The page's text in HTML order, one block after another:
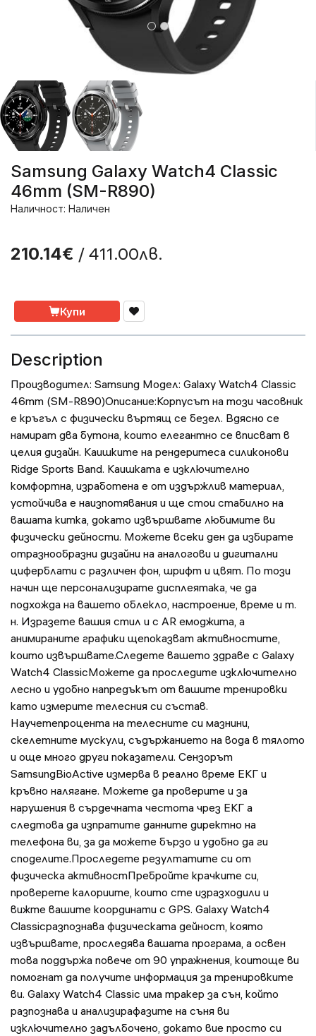
Samsung Galaxy Watch4 Classic
46mm (SM-R890)
Наличност: Наличен
210.14€ / 411.00лв.
Купи
Description
Производител: Samsung Модел: Galaxy Watch4 Classic
46mm (SM-R890)Описание:Корпусът на този часовник
е кръгъл с физически въртящ се безел. Вдясно се
намират два бутона, които елегантно се вписват в
целия дизайн. Каишките на рендеритеса силиконови
Ridge Sports Band. Каишката е изключително
комфортна, изработена е от издържлив материал,
устойчива е наизпотявания и ще стои стабилно на
вашата китка, докато извършвате любимите ви
физически дейности. Можете всеки ден да избирате
отразнообразни дизайни на аналогови и дигитални
циферблати с различен фон, шрифт и цвят. По този
начин ще персонализирате дисплеятака, че да
подхожда на вашето облекло, настроение, време и т.
н. Изразете вашия стил и с AR емоджита, а
анимираните графики щепоказват активностите,
които извършвате.Следете вашето здраве с Galaxy
Watch4 ClassicМожете да проследите изключително
лесно и удобно напредъкът от вашите тренировки
като измерите телесния си състав.
Научетепроцента на телесните си мазнини,
скелетните мускули, съдържанието на вода в тялото
и още много други показатели. Сензорът
SamsungBioActive измерва в реално време ЕКГ и
кръвно налягане. Можете да проверите и за
нарушения в сърдечната честота чрез ЕКГ а
следтова да изпратите данните директно на
телефона ви, за да можете бързо и удобно да ги
споделите.Проследете резултатите си от
физическа активностПребройте крачките си,
проверете калориите, които сте изразходили и
вижте вашите координати с GPS. Galaxy Watch4
Classicразпознава физическата дейност, която
извършвате, проследява вашата програма, а освен
това поддържа повече от 90 упражнения, коитоще ви
помогнат да получите информация за тренировките
ви. Galaxy Watch4 Classic има тракер за сън, който
разпознава и анализирафазите на съня ви
изключително задълбочено, докато вие просто си